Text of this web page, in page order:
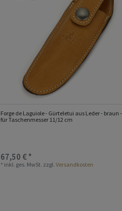
Forge de Laguiole - Gürteletui aus Leder - braun -
für Taschenmesser 11/12 cm
67,50 € *
* inkl. ges. MwSt. zzgl.Versandkosten